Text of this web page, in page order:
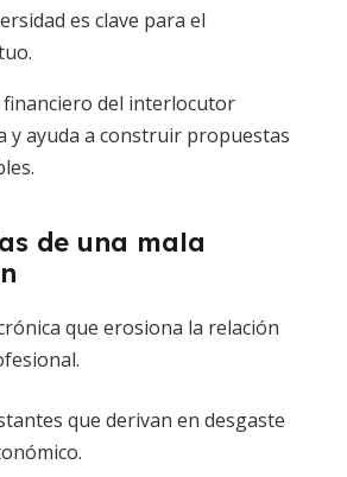
es clave para el
del interlocutor
y ayuda a construir propuestas
de una mala
que erosiona la relación
que derivan en desgaste